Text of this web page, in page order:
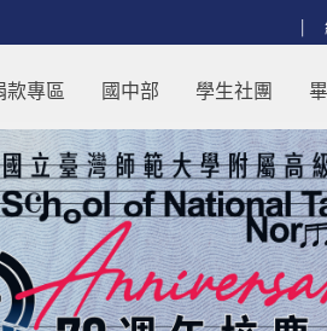
款專區 國中部 學生社團